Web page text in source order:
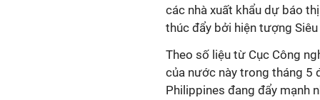
các nhà xuất khẩu dự báo
thúc đẩy bởi hiện tượng
Theo số liệu từ Cục Công
của nước này trong tháng 5
Philippines đang đẩy mạnh